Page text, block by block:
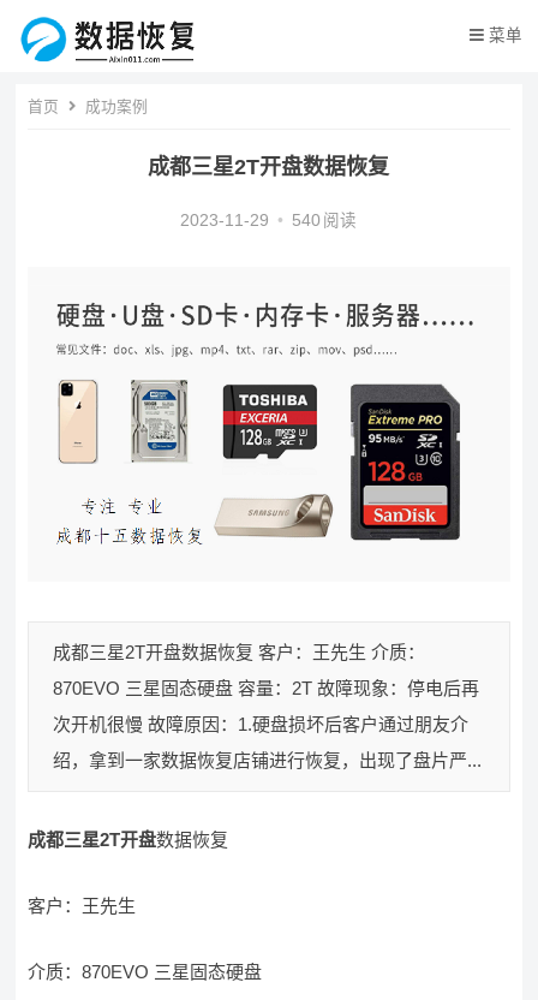
菜单
首页 成功案例
成都三星2T开盘数据恢复
2023-11-29 • 540 阅读
成都三星2T开盘数据恢复 客户：王先生 介质：
870EVO 三星固态硬盘 容量：2T 故障现象：停电后再
次开机很慢 故障原因：1.硬盘损坏后客户通过朋友介
绍，拿到一家数据恢复店铺进行恢复，出现了盘片严...
成都三星2T开盘数据恢复
客户：王先生
介质：870EVO 三星固态硬盘